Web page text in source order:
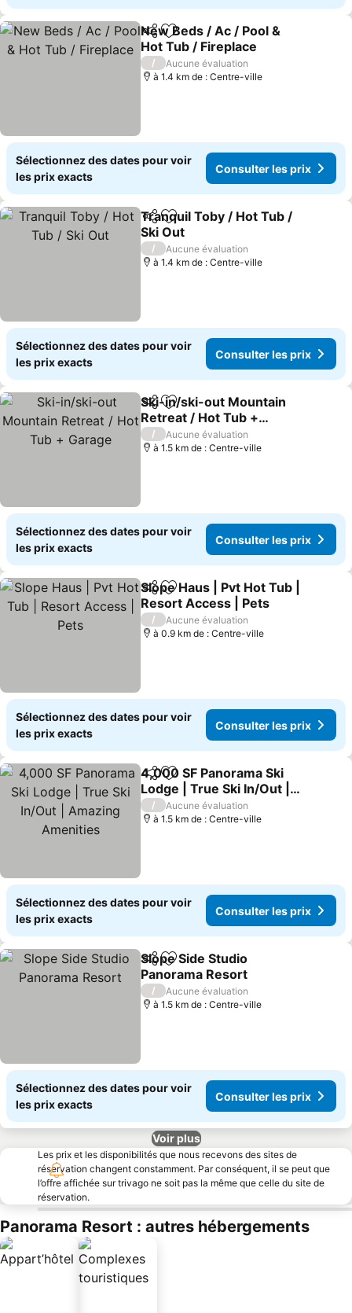
PartagerAjouter à mes favoris
New Beds / Ac / Pool &
Hot Tub / Fireplace
/
Aucune évaluation
à 1.4 km de : Centre-ville
Sélectionnez des dates pour voir
les prix exacts
Consulter les prix
PartagerAjouter à mes favoris
Tranquil Toby / Hot Tub /
Ski Out
/
Aucune évaluation
à 1.4 km de : Centre-ville
Sélectionnez des dates pour voir
les prix exacts
Consulter les prix
PartagerAjouter à mes favoris
Ski-in/ski-out Mountain
Retreat / Hot Tub +
Garage
/
Aucune évaluation
à 1.5 km de : Centre-ville
Sélectionnez des dates pour voir
les prix exacts
Consulter les prix
PartagerAjouter à mes favoris
Slope Haus | Pvt Hot Tub |
Resort Access | Pets
/
Aucune évaluation
à 0.9 km de : Centre-ville
Sélectionnez des dates pour voir
les prix exacts
Consulter les prix
PartagerAjouter à mes favoris
4,000 SF Panorama Ski
Lodge | True Ski In/Out |
Amazing Amenities
/
Aucune évaluation
à 1.5 km de : Centre-ville
Sélectionnez des dates pour voir
les prix exacts
Consulter les prix
PartagerAjouter à mes favoris
Slope Side Studio
Panorama Resort
/
Aucune évaluation
à 1.5 km de : Centre-ville
Sélectionnez des dates pour voir
les prix exacts
Consulter les prix
Voir plus
Les prix et les disponibilités que nous recevons des sites de
réservation changent constamment. Par conséquent, il se peut que
l’offre affichée sur trivago ne soit pas la même que celle du site de
réservation.
Panorama Resort : autres hébergements